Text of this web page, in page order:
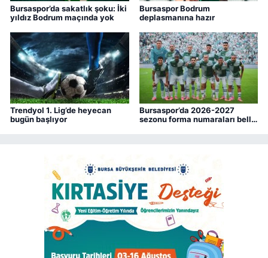
Bursaspor’da sakatlık şoku: İki
yıldız Bodrum maçında yok
Bursaspor Bodrum
deplasmanına hazır
Trendyol 1. Lig’de heyecan
bugün başlıyor
Bursaspor’da 2026-2027
sezonu forma numaraları belli